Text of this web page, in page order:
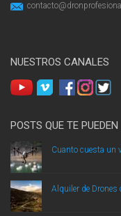
NUESTROS CANALES
POSTS QUE TE
Cuanto cuesta un
Alquiler de Drones